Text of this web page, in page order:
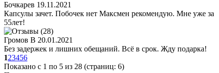
Бочкарев 19.11.2021
Капсулы зачет. Побочек нет Максмен рекомендую. Мне уже за
55лет!
Громов В 20.01.2021
Без задержек и лишних обещаний. Всё в срок. Жду подарка!
123456
Показано с 1 по 5 из 28 (страниц: 6)